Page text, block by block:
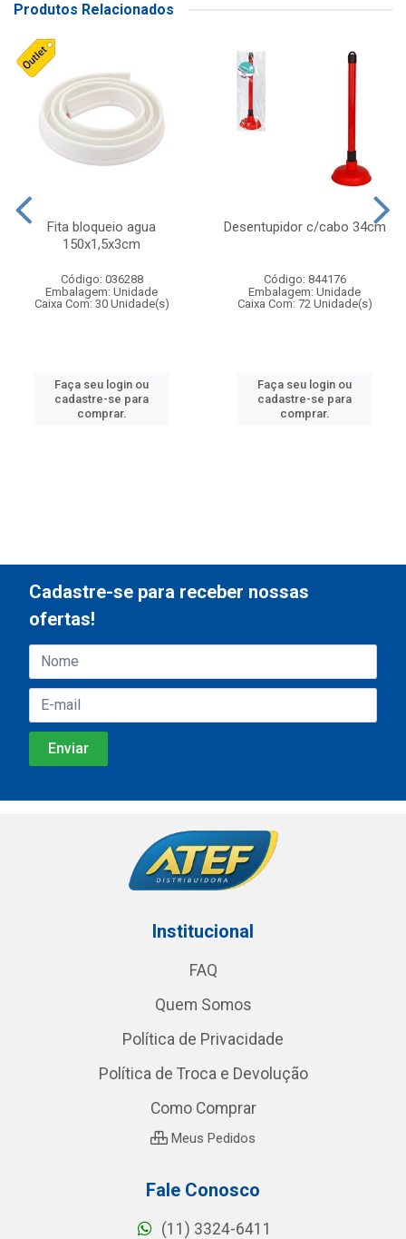
Produtos Relacionados
Fita bloqueio agua
150x1,5x3cm
Código: 036288
Embalagem: Unidade
Caixa Com: 30 Unidade(s)
Faça seu login ou
cadastre-se para
comprar.
Desentupidor c/cabo 34cm
Código: 844176
Embalagem: Unidade
Caixa Com: 72 Unidade(s)
Faça seu login ou
cadastre-se para
comprar.
Cadastre-se para receber nossas
ofertas!
Institucional
FAQ
Quem Somos
Política de Privacidade
Política de Troca e Devolução
Como Comprar
Meus Pedidos
Fale Conosco
(11) 3324-6411